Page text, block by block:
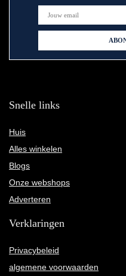
Snelle links
Huis
Alles winkelen
Blogs
Onze webshops
Adverteren
Verklaringen
Privacybeleid
algemene voorwaarden